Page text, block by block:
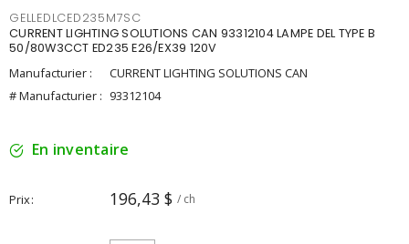
GELLEDLCED235M7SC
CURRENT LIGHTING SOLUTIONS CAN 93312104 LAMPE DEL TYPE B
50/80W3CCT ED235 E26/EX39 120V
Manufacturier :
CURRENT LIGHTING SOLUTIONS CAN
# Manufacturier : 93312104
En inventaire
Prix 196,43 $ / ch